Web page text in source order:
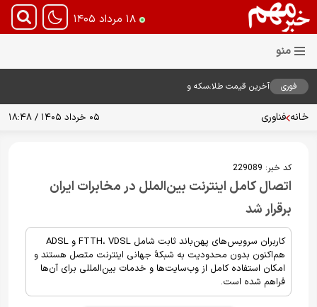
۱۸ مرداد ۱۴۰۵
فوری
آخرین قیمت طلا،سکه و
خانه فناوری ۰۵ خرداد ۱۴۰۵ / ۱۸:۴۸
کد خبر: 229089
اتصال کامل اینترنت بین‌الملل در مخابرات ایران
برقرار شد
کاربران سرویس‌های پهن‌باند ثابت شامل FTTH، VDSL و ADSL
هم‌اکنون بدون محدودیت به شبکهٔ جهانی اینترنت متصل هستند و
امکان استفاده کامل از وب‌سایت‌ها و خدمات بین‌المللی برای آن‌ها
فراهم شده است.